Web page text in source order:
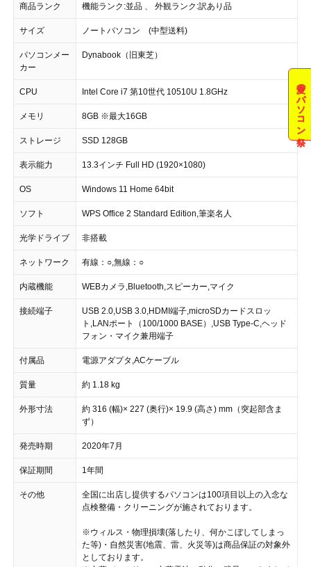
商品ランク 機能ランク:並品 、 外観ランク:訳あり品
サイズ ノートパソコン (中型送料)
パソコンメー
カー
Dynabook（旧東芝）
CPU Intel Core i7 第10世代 10510U 1.8GHz
メモリ 8GB ※最大16GB
ストレージ SSD 128GB
表示能力 13.3インチ Full HD (1920×1080)
OS Windows 11 Home 64bit
ソフト WPS Office 2 Standard Edition,筆楽名人
光学ドライブ 非搭載
ネットワーク 有線：○,無線：○
内蔵機能 WEBカメラ,Bluetooth,スピーカー,マイク
接続端子
USB 2.0,USB 3.0,HDMI端子,microSDカードスロッ
ト,LANポート（100/1000 BASE）,USB Type-C,ヘッド
フォン・マイク兼用端子
付属品 電源アダプタ,ACケーブル
質量 約 1.18 kg
外形寸法
約 316 (幅)× 227 (奥行)× 19.9 (高さ) mm（突起部含ま
ず）
発売時期 2020年7月
保証期間 1年間
その他
全国に出店し提供するパソコンは100項目以上の入念な
点検整備・クリーニングが施されております。
※ウィルス・物理損壊(落したり、何かこぼしてしまっ
た等)・自然災害(地震、雷、火災等)は商品保証の対象外
としております。
夏のパソコン祭